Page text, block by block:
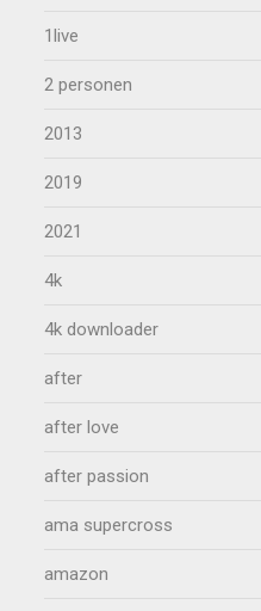
1live
2 personen
2013
2019
2021
4k
4k downloader
after
after love
after passion
ama supercross
amazon